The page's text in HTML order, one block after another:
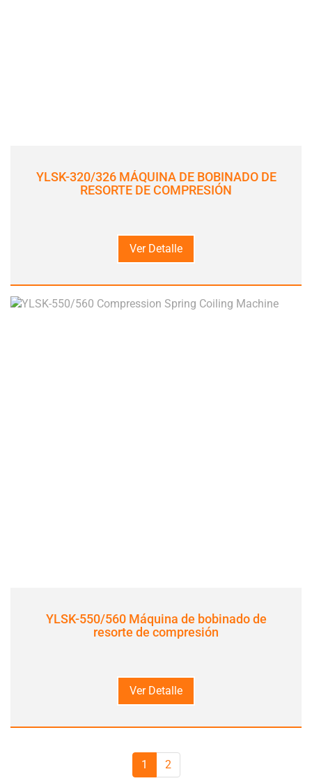
YLSK-320/326 MÁQUINA DE BOBINADO DE
RESORTE DE COMPRESIÓN
Ver Detalle
YLSK-550/560 Máquina de bobinado de
resorte de compresión
Ver Detalle
1 2